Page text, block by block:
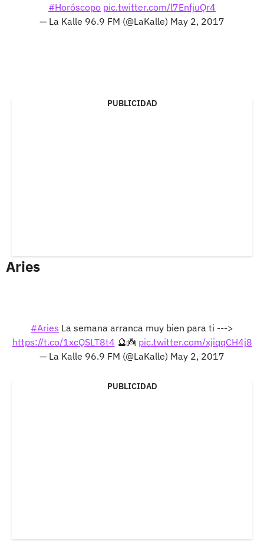
#Horóscopo pic.twitter.com/l7EnfjuQr4
— La Kalle 96.9 FM (@LaKalle) May 2, 2017
PUBLICIDAD
Aries
#Aries La semana arranca muy bien para ti --->
https://t.co/1xcQSLT8t4 🔮👼 pic.twitter.com/xjiqqCH4j8
— La Kalle 96.9 FM (@LaKalle) May 2, 2017
PUBLICIDAD